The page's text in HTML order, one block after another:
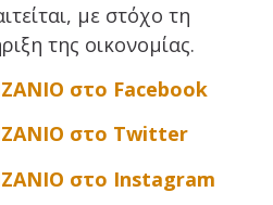
με στόχο τη
της οικονομίας.
στο Facebook
στο Twitter
στο Instagram